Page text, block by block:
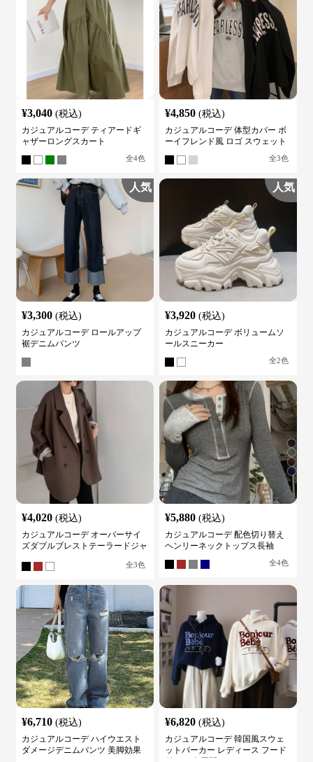
¥3,040 (税込)
カジュアルコーデ ティアードギ
ャザーロングスカート
全4色
¥4,850 (税込)
カジュアルコーデ 体型カバー ボ
ーイフレンド風 ロゴ スウェット
全3色
人気
¥3,300 (税込)
カジュアルコーデ ロールアップ
裾デニムパンツ
人気
¥3,920 (税込)
カジュアルコーデ ボリュームソ
ールスニーカー
全2色
¥4,020 (税込)
カジュアルコーデ オーバーサイ
ズダブルブレストテーラードジャ
全3色
¥5,880 (税込)
カジュアルコーデ 配色切り替え
ヘンリーネックトップス長袖
全4色
¥6,710 (税込)
カジュアルコーデ ハイウエスト
ダメージデニムパンツ 美脚効果
¥6,820 (税込)
カジュアルコーデ 韓国風スウェ
ットパーカー レディース フード